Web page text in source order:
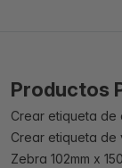
Productos
Crear etiqueta de
Crear etiqueta de
Zebra 102mm x